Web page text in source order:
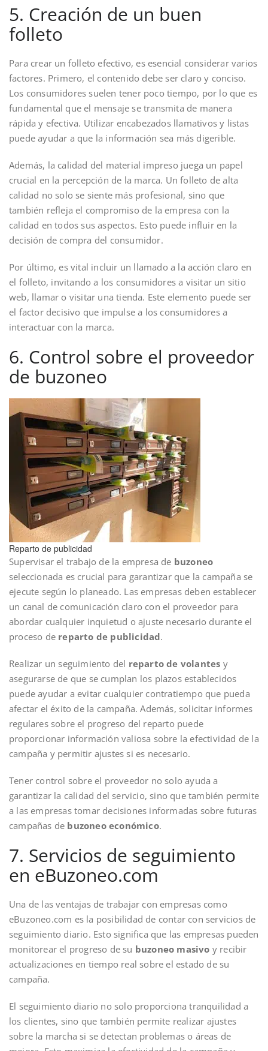
5. Creación de un buen
folleto
Para crear un folleto efectivo, es esencial considerar varios
factores. Primero, el contenido debe ser claro y conciso.
Los consumidores suelen tener poco tiempo, por lo que es
fundamental que el mensaje se transmita de manera
rápida y efectiva. Utilizar encabezados llamativos y listas
puede ayudar a que la información sea más digerible.
Además, la calidad del material impreso juega un papel
crucial en la percepción de la marca. Un folleto de alta
calidad no solo se siente más profesional, sino que
también refleja el compromiso de la empresa con la
calidad en todos sus aspectos. Esto puede influir en la
decisión de compra del consumidor.
Por último, es vital incluir un llamado a la acción claro en
el folleto, invitando a los consumidores a visitar un sitio
web, llamar o visitar una tienda. Este elemento puede ser
el factor decisivo que impulse a los consumidores a
interactuar con la marca.
6. Control sobre el proveedor
de buzoneo
Reparto de publicidad
Supervisar el trabajo de la empresa de buzoneo
seleccionada es crucial para garantizar que la campaña se
ejecute según lo planeado. Las empresas deben establecer
un canal de comunicación claro con el proveedor para
abordar cualquier inquietud o ajuste necesario durante el
proceso de reparto de publicidad.
Realizar un seguimiento del reparto de volantes y
asegurarse de que se cumplan los plazos establecidos
puede ayudar a evitar cualquier contratiempo que pueda
afectar el éxito de la campaña. Además, solicitar informes
regulares sobre el progreso del reparto puede
proporcionar información valiosa sobre la efectividad de la
campaña y permitir ajustes si es necesario.
Tener control sobre el proveedor no solo ayuda a
garantizar la calidad del servicio, sino que también permite
a las empresas tomar decisiones informadas sobre futuras
campañas de buzoneo económico.
7. Servicios de seguimiento
en eBuzoneo.com
Una de las ventajas de trabajar con empresas como
eBuzoneo.com es la posibilidad de contar con servicios de
seguimiento diario. Esto significa que las empresas pueden
monitorear el progreso de su buzoneo masivo y recibir
actualizaciones en tiempo real sobre el estado de su
campaña.
El seguimiento diario no solo proporciona tranquilidad a
los clientes, sino que también permite realizar ajustes
sobre la marcha si se detectan problemas o áreas de